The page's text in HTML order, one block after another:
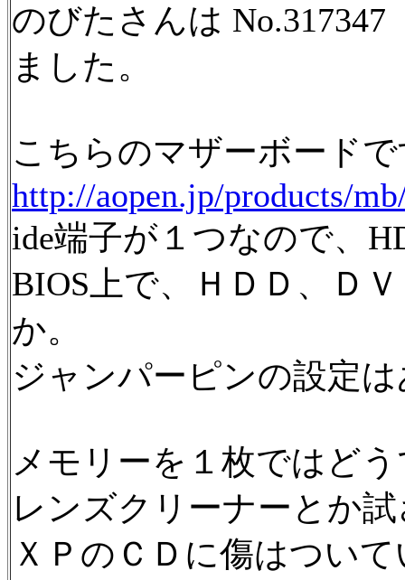
のびたさんは
ました。
こちらのマザーボード
http://aopen.jp/products/
ide端子が１つなので、
BIOS上で、ＨＤＤ、Ｄ
か。
ジャンパーピンの設定
メモリーを１枚ではど
レンズクリーナーとか
ＸＰのＣＤに傷はつい